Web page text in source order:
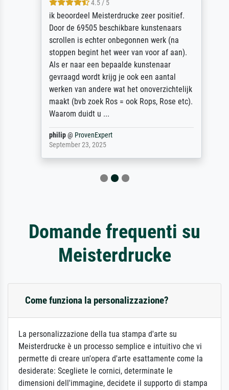
4.5 / 5
ik beoordeel Meisterdrucke zeer positief.
Door de 69505 beschikbare kunstenaars
scrollen is echter onbegonnen werk (na
stoppen begint het weer van voor af aan).
Als er naar een bepaalde kunstenaar
gevraagd wordt krijg je ook een aantal
werken van andere wat het onoverzichtelijk
maakt (bvb zoek Ros = ook Rops, Rose etc).
Waarom duidt u ...
philip @ProvenExpert
September 23, 2025
Domande frequenti su
Meisterdrucke
Come funziona la personalizzazione?
La personalizzazione della tua stampa d'arte su
Meisterdrucke è un processo semplice e intuitivo che vi
permette di creare un'opera d'arte esattamente come la
desiderate: Scegliete le cornici, determinate le
dimensioni dell'immagine, decidete il supporto di stampa